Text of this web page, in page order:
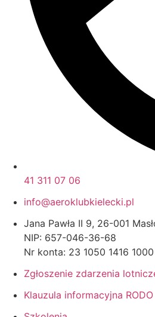
41 311 07 06
info@aeroklubkielecki.pl
Jana Pawła II 9, 26-001
NIP: 657-046-36-68
Nr konta: 23 1050 1416
Zgłoszenie zdarzenia
Klauzula informacyjna RODO